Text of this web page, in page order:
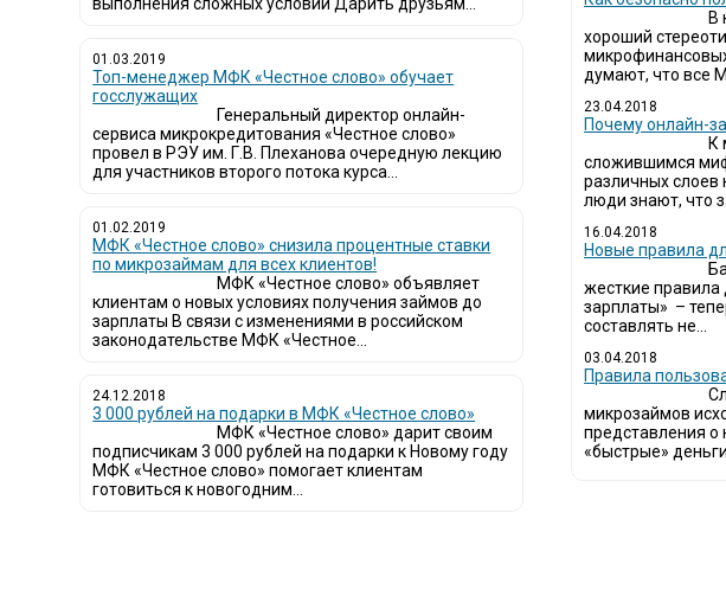
01.03.2019
Топ-менеджер МФК «Честное слово» обучает
госслужащих
Генеральный директор онлайн-
сервиса микрокредитования «Честное слово»
провел в РЭУ им. Г.В. Плеханова очередную лекцию
для участников второго потока курса...
01.02.2019
МФК «Честное слово» снизила процентные ставки
по микрозаймам для всех клиентов!
МФК «Честное слово» объявляет
клиентам о новых условиях получения займов до
зарплаты В связи с изменениями в российском
законодательстве МФК «Честное...
24.12.2018
3 000 рублей на подарки в МФК «Честное слово»
МФК «Честное слово» дарит своим
подписчикам 3 000 рублей на подарки к Новому году
МФК «Честное слово» помогает клиентам
готовиться к новогодним...
В
хороший
думают, что все
23.04.2018
Почему онлайн-
К
сложившимся
различных слоев
люди знают, что
16.04.2018
Новые правила
жесткие
зарплаты» –
составлять не...
03.04.2018
​Правила
микрозаймов
представления о
«быстрые» деньги